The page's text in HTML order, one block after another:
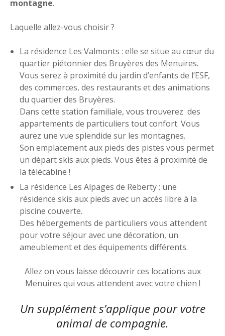
montagne.
Laquelle allez-vous choisir ?
La résidence Les Valmonts : elle se situe au cœur du
quartier piétonnier des Bruyères des Menuires.
Vous serez à proximité du jardin d’enfants de l’ESF,
des commerces, des restaurants et des animations
du quartier des Bruyères.
Dans cette station familiale, vous trouverez des
appartements de particuliers tout confort. Vous
aurez une vue splendide sur les montagnes.
Son emplacement aux pieds des pistes vous permet
un départ skis aux pieds. Vous êtes à proximité de
la télécabine !
La résidence Les Alpages de Reberty : une
résidence skis aux pieds avec un accès libre à la
piscine couverte.
Des hébergements de particuliers vous attendent
pour votre séjour avec une décoration, un
ameublement et des équipements différents.
Allez on vous laisse découvrir ces locations aux
Menuires qui vous attendent avec votre chien !
Un supplément s’applique pour votre
animal de compagnie.